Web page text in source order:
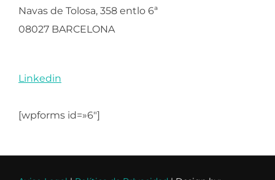
Navas de Tolosa, 358 entlo 6ª
08027 BARCELONA
Linkedin
[wpforms id=»6″]